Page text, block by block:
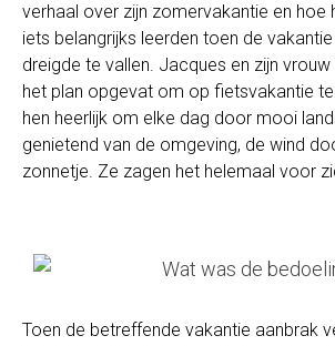
verhaal over zijn zomervakantie en hoe
iets belangrijks leerden toen de
dreigde te vallen. Jacques en zijn vrouw
het plan opgevat om op fietsvakantie
hen heerlijk om elke dag door mooi
genietend van de omgeving, de wind
zonnetje. Ze zagen het helemaal voor
Toen de betreffende vakantie aanbrak